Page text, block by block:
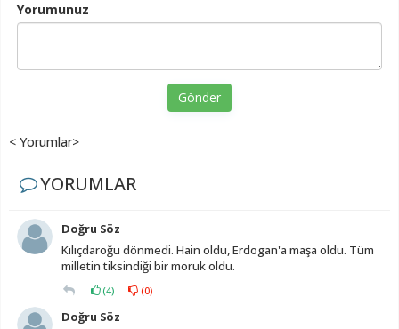
Yorumunuz
Gönder
< Yorumlar>
YORUMLAR
Doğru Söz
Kılıçdaroğu dönmedi. Hain oldu, Erdogan'a maşa oldu. Tüm
milletin tiksindiği bir moruk oldu.
(4) (0)
Doğru Söz